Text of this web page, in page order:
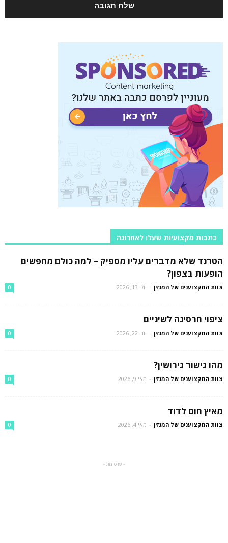
כתבות מקצועיות שעלו לאחרונה
הטרנד שלא מדברים עליו מספיק – למה כולם מחפשים
הופעות בצפון?
צוות המקצוענים של המגזין - יולי 13, 2026 0
ציפוי חרסינה לשיניים
צוות המקצוענים של המגזין - יוני 22, 2026 0
מהו גישור גירושין?
צוות המקצוענים של המגזין - מאי 9, 2026 0
מאיץ חום לדוד
צוות המקצוענים של המגזין - מאי 4, 2026 0
- פרסומת -